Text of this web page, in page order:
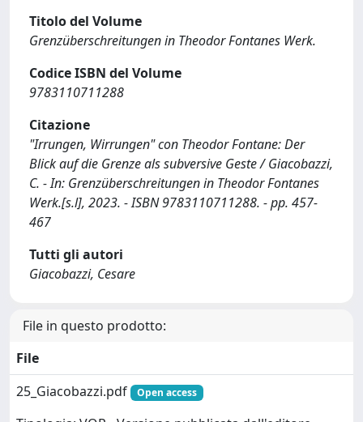
Titolo del Volume
Grenzüberschreitungen in Theodor Fontanes Werk.
Codice ISBN del Volume
9783110711288
Citazione
"Irrungen, Wirrungen" con Theodor Fontane: Der
Blick auf die Grenze als subversive Geste / Giacobazzi,
C. - In: Grenzüberschreitungen in Theodor Fontanes
Werk.[s.l], 2023. - ISBN 9783110711288. - pp. 457-
467
Tutti gli autori
Giacobazzi, Cesare
File in questo prodotto:
File
25_Giacobazzi.pdf
Open access